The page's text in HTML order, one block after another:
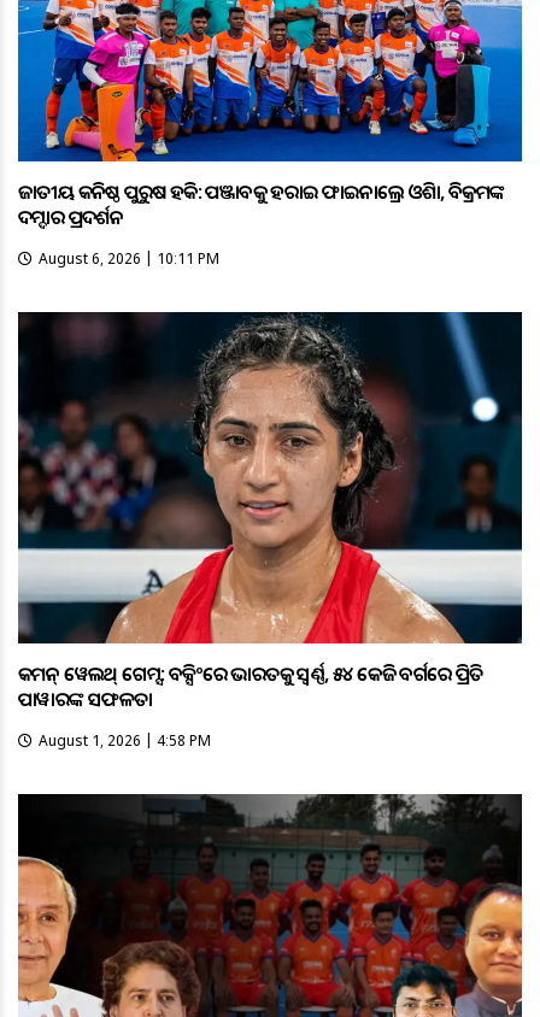
ଜାତୀୟ କନିଷ୍ଠ ପୁରୁଷ ହକି: ପଞ୍ଜାବକୁ ହରାଇ ଫାଇନାଲ୍ରେ ଓଡ଼ିଶା, ବିକ୍ରମଙ୍କ
ଦମ୍ଦାର ପ୍ରଦର୍ଶନ
August 6, 2026 | 10:11 PM
କମନ୍ ୱେଲଥ୍ ଗେମ୍ସ: ବକ୍ସିଂରେ ଭାରତକୁ ସ୍ବର୍ଣ୍ଣ, ୫୪ କେଜି ବର୍ଗରେ ପ୍ରିତି
ପାୱାରଙ୍କ ସଫଳତା
August 1, 2026 | 4:58 PM